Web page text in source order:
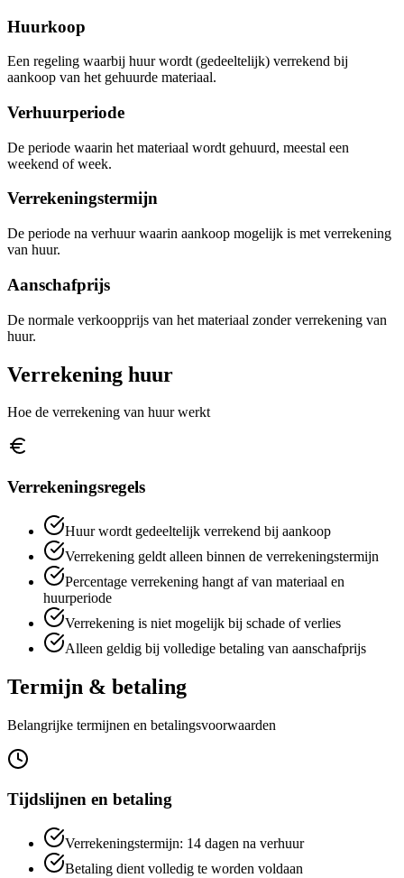
Huurkoop
Een regeling waarbij huur wordt (gedeeltelijk) verrekend bij
aankoop van het gehuurde materiaal.
Verhuurperiode
De periode waarin het materiaal wordt gehuurd, meestal een
weekend of week.
Verrekeningstermijn
De periode na verhuur waarin aankoop mogelijk is met verrekening
van huur.
Aanschafprijs
De normale verkoopprijs van het materiaal zonder verrekening van
huur.
Verrekening huur
Hoe de verrekening van huur werkt
Verrekeningsregels
Huur wordt gedeeltelijk verrekend bij aankoop
Verrekening geldt alleen binnen de verrekeningstermijn
Percentage verrekening hangt af van materiaal en
huurperiode
Verrekening is niet mogelijk bij schade of verlies
Alleen geldig bij volledige betaling van aanschafprijs
Termijn & betaling
Belangrijke termijnen en betalingsvoorwaarden
Tijdslijnen en betaling
Verrekeningstermijn: 14 dagen na verhuur
Betaling dient volledig te worden voldaan